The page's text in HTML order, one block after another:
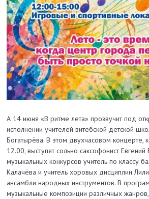
А 14 июня «В ритме лета» прозвучит под
исполнении учителей витебской детской
Богатырёва. В этом двухчасовом концерте,
12.00, выступят сольно саксофонист
музыкальных конкурсов учитель по классу
Калачёва и учитель хоровых дисциплин
ансамбли народных инструментов. В
музыкальные композиции различных